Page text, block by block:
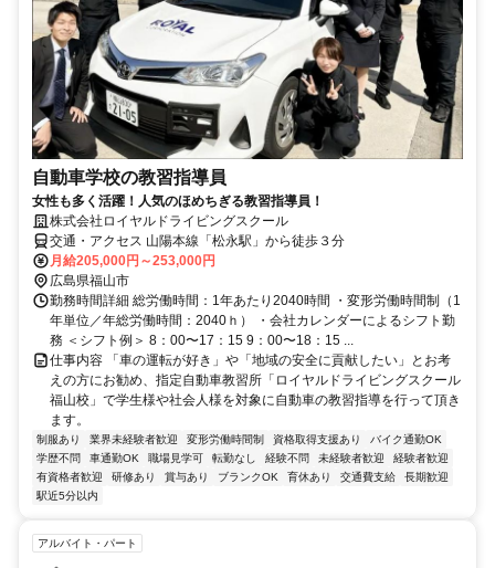
自動車学校の教習指導員
女性も多く活躍！人気のほめちぎる教習指導員！
株式会社ロイヤルドライビングスクール
交通・アクセス 山陽本線「松永駅」から徒歩３分
月給205,000円～253,000円
広島県福山市
勤務時間詳細 総労働時間：1年あたり2040時間 ・変形労働時間制（1
年単位／年総労働時間：2040ｈ） ・会社カレンダーによるシフト勤
務 ＜シフト例＞ 8：00〜17：15 9：00〜18：15 ...
仕事内容 「車の運転が好き」や「地域の安全に貢献したい」とお考
えの方にお勧め、指定自動車教習所「ロイヤルドライビングスクール
福山校」で学生様や社会人様を対象に自動車の教習指導を行って頂き
ます。
制服あり 業界未経験者歓迎 変形労働時間制 資格取得支援あり
バイク通勤OK
学歴不問
車通勤OK 職場見学可 転勤なし 経験不問 未経験者歓迎
経験者歓迎
有資格者歓迎
研修あり 賞与あり ブランクOK 育休あり 交通費支給
長期歓迎
駅近5分以内
アルバイト・パート